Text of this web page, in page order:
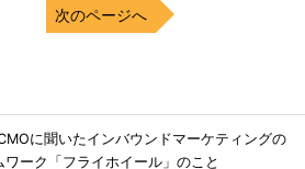
次のページへ
に聞いたインバウンドマーケティングの
ワーク「フライホイール」のこと